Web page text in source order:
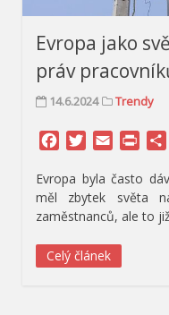
Evropa jako
práv
14.6.2024 Trendy
Facebook
Twitter
Email Print
Evropa byla často
měl zbytek světa
zaměstnanců, ale to
Celý článek